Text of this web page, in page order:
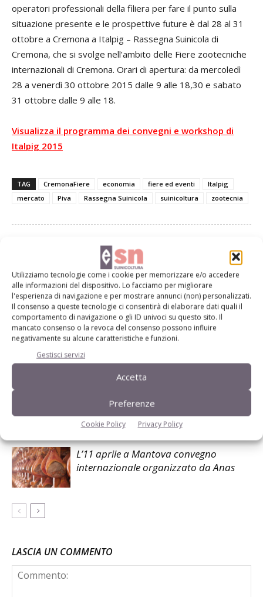
Utilizziamo tecnologie come i cookie per memorizzare e/o accedere
alle informazioni del dispositivo. Lo facciamo per migliorare
l'esperienza di navigazione e per mostrare annunci (non) personalizzati.
Il consenso a queste tecnologie ci consentirà di elaborare dati quali il
comportamento di navigazione o gli ID univoci su questo sito. Il
mancato consenso o la revoca del consenso possono influire
negativamente su alcune caratteristiche e funzioni.
Gestisci servizi
Accetta
Preferenze
Cookie Policy Privacy Policy
operatori professionali della filiera per fare il punto sulla
situazione presente e le prospettive future è dal 28 al 31
ottobre a Cremona a Italpig – Rassegna Suinicola di
Cremona, che si svolge nell’ambito delle Fiere zootecniche
internazionali di Cremona. Orari di apertura: da mercoledì
28 a venerdì 30 ottobre 2015 dalle 9 alle 18,30 e sabato
31 ottobre dalle 9 alle 18.
Visualizza il programma dei convegni e workshop di
Italpig 2015
TAG CremonaFiere economia fiere ed eventi
Italpig
mercato
Piva Rassegna Suinicola suinicoltura zootecnia
Twitter
Articoli correlati
La suinicoltura incontra il commissario
alla Psa
Prrs, quanto mi costi?
L’11 aprile a Mantova convegno
internazionale organizzato da Anas
LASCIA UN COMMENTO